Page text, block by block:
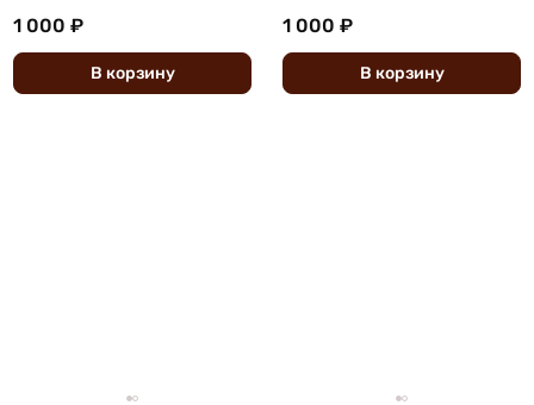
1 000 ₽
В корзину
1 000 ₽
В корзину